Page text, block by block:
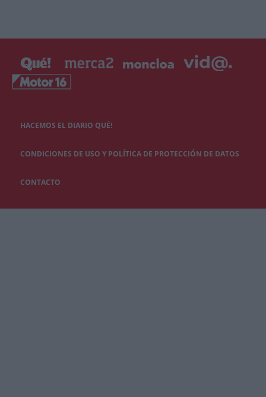
HACEMOS EL DIARIO QUÉ!
CONDICIONES DE USO Y POLÍTICA DE PROTECCIÓN DE DATOS
CONTACTO